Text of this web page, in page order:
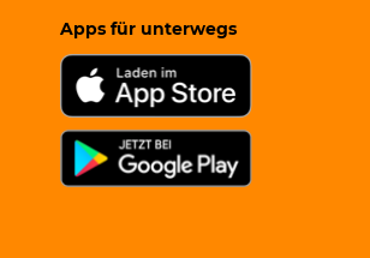
Apps für unterwegs